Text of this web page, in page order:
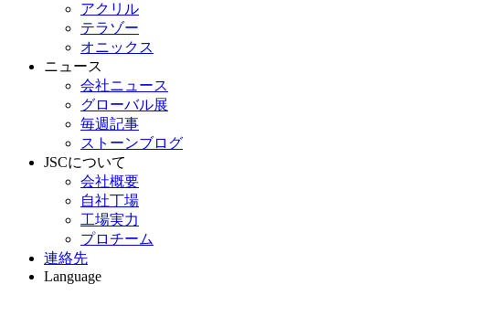
アクリル
テラゾー
オニックス
ニュース
会社ニュース
グローバル展
毎週記事
ストーンブログ
JSCについて
会社概要
自社丁場
工場実力
プロチーム
連絡先
Language